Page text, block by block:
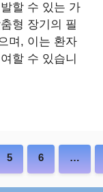
할 수 있는 가
형 장기의 필
며, 이는 환자
할 수 있습니
5 6 …